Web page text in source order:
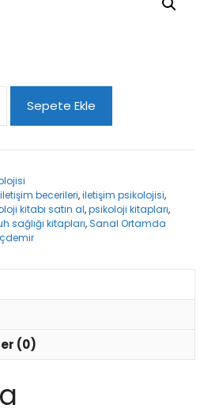
Sanal
Ortamda
İletişim
Sepete Ekle
iletişim becerileri,iletişim psikolojisi,
kitabı satın al,psikoloji kitapları,
sağlığı kitapları,Sanal Ortamda
(0)